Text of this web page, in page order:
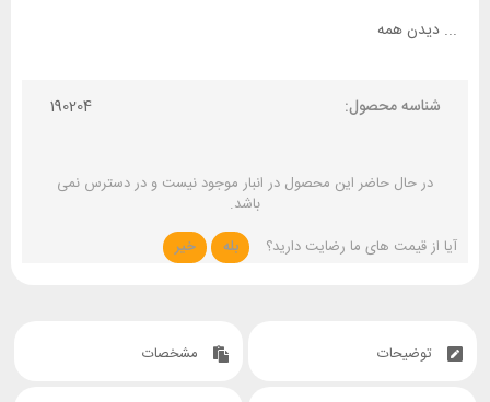
... دیدن همه
شناسه محصول: 190204
در حال حاضر این محصول در انبار موجود نیست و در دسترس نمی
باشد.
آیا از قیمت های ما رضایت دارید؟
بله خیر
توضیحات مشخصات